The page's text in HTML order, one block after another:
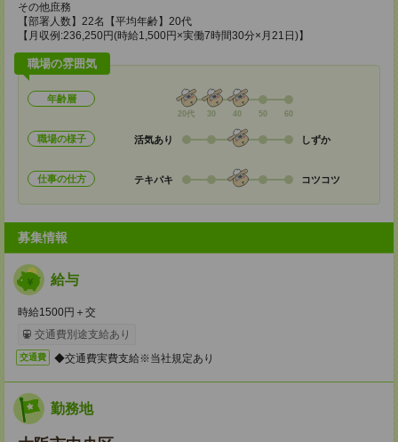
その他庶務
【部署人数】22名【平均年齢】20代
【月収例:236,250円(時給1,500円×実働7時間30分×月21日)】
職場の雰囲気
年齢層
20代 30 40 50 60
職場の様子 活気あり しずか
仕事の仕方 テキパキ コツコツ
募集情報
給与
時給1500円＋交
交通費別途支給あり
交通費 ◆交通費実費支給※当社規定あり
勤務地